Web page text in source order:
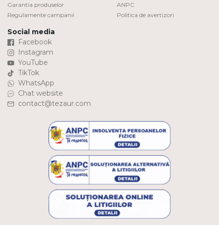
Garantia produselor
Regulamente campanii
ANPC
Politica de avertizori
Social media
Facebook
Instagram
YouTube
TikTok
WhatsApp
Chat website
contact@tezaur.com